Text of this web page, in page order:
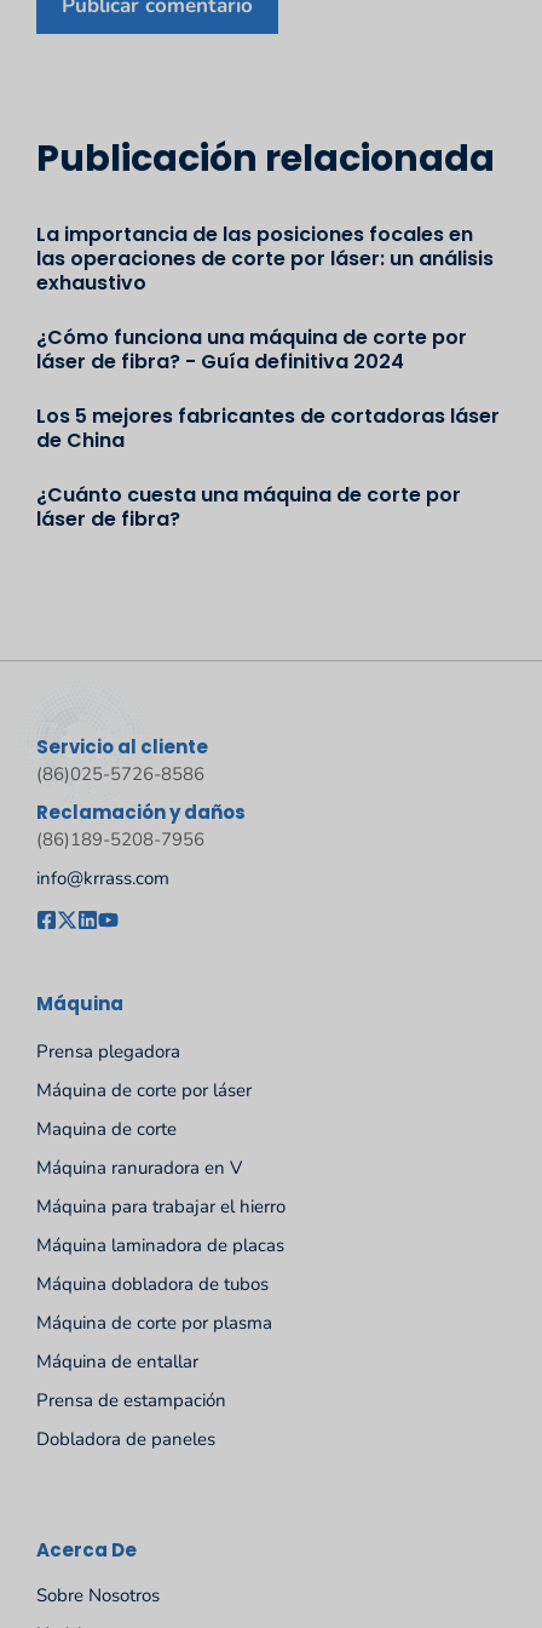
Publicación relacionada
La importancia de las posiciones focales en
las operaciones de corte por láser: un análisis
exhaustivo
¿Cómo funciona una máquina de corte por
láser de fibra? - Guía definitiva 2024
Los 5 mejores fabricantes de cortadoras láser
de China
¿Cuánto cuesta una máquina de corte por
láser de fibra?
Servicio al cliente
(86)025-5726-8586
Reclamación y daños
(86)189-5208-7956
info@krrass.com
Máquina
Prensa plegadora
Máquina de corte por láser
Maquina de corte
Máquina ranuradora en V
Máquina para trabajar el hierro
Máquina laminadora de placas
Máquina dobladora de tubos
Máquina de corte por plasma
Máquina de entallar
Prensa de estampación
Dobladora de paneles
Acerca De
Sobre Nosotros